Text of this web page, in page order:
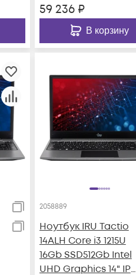
59 236₽
В корзину
2058889
Ноутбук IRU Tactio
14ALH Core i3 1215U
16Gb SSD512Gb Intel
UHD Graphics 14" IPS